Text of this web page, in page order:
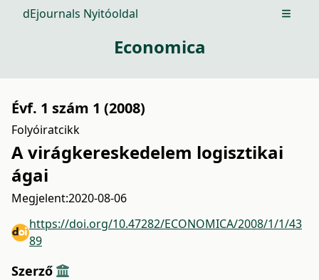
dEjournals Nyitóoldal Open
Economica
Évf. 1 szám 1 (2008)
Folyóiratcikk
A virágkereskedelem logisztikai
ágai
Megjelent:2020-08-06
https://doi.org/10.47282/ECONOMICA/2008/1/1/43
89
Szerző